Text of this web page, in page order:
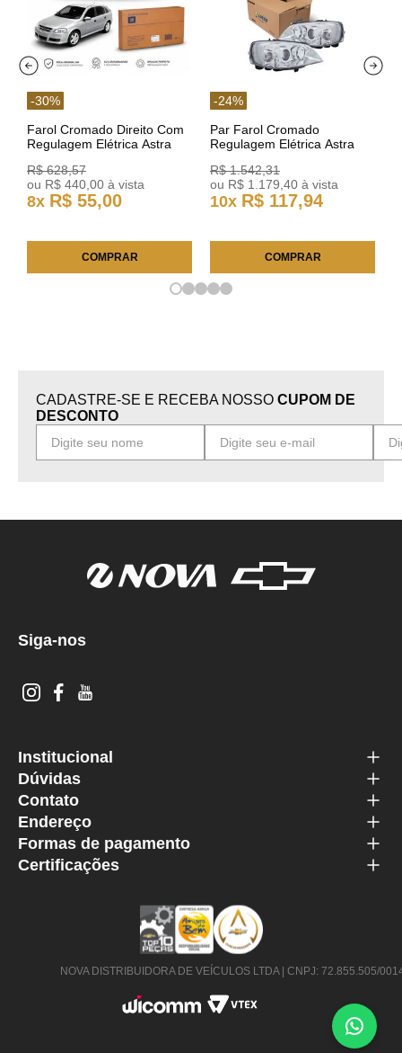
-30%
Farol Cromado Direito Com
Regulagem Elétrica Astra
R$ 628,57
ou R$ 440 00 à vista
8x R$ 55,00
COMPRAR
-24%
Par Farol Cromado
Regulagem Elétrica Astra
R$ 1.542,31
ou R$ 1 179 40 à vista
10x R$ 117,94
COMPRAR
CADASTRE-SE E RECEBA NOSSO CUPOM DE
DESCONTO
Siga-nos
Institucional
Dúvidas
Contato
Endereço
Formas de pagamento
Certificações
NOVA DISTRIBUIDORA DE VEÍCULOS LTDA | CNPJ: 72.855.505/